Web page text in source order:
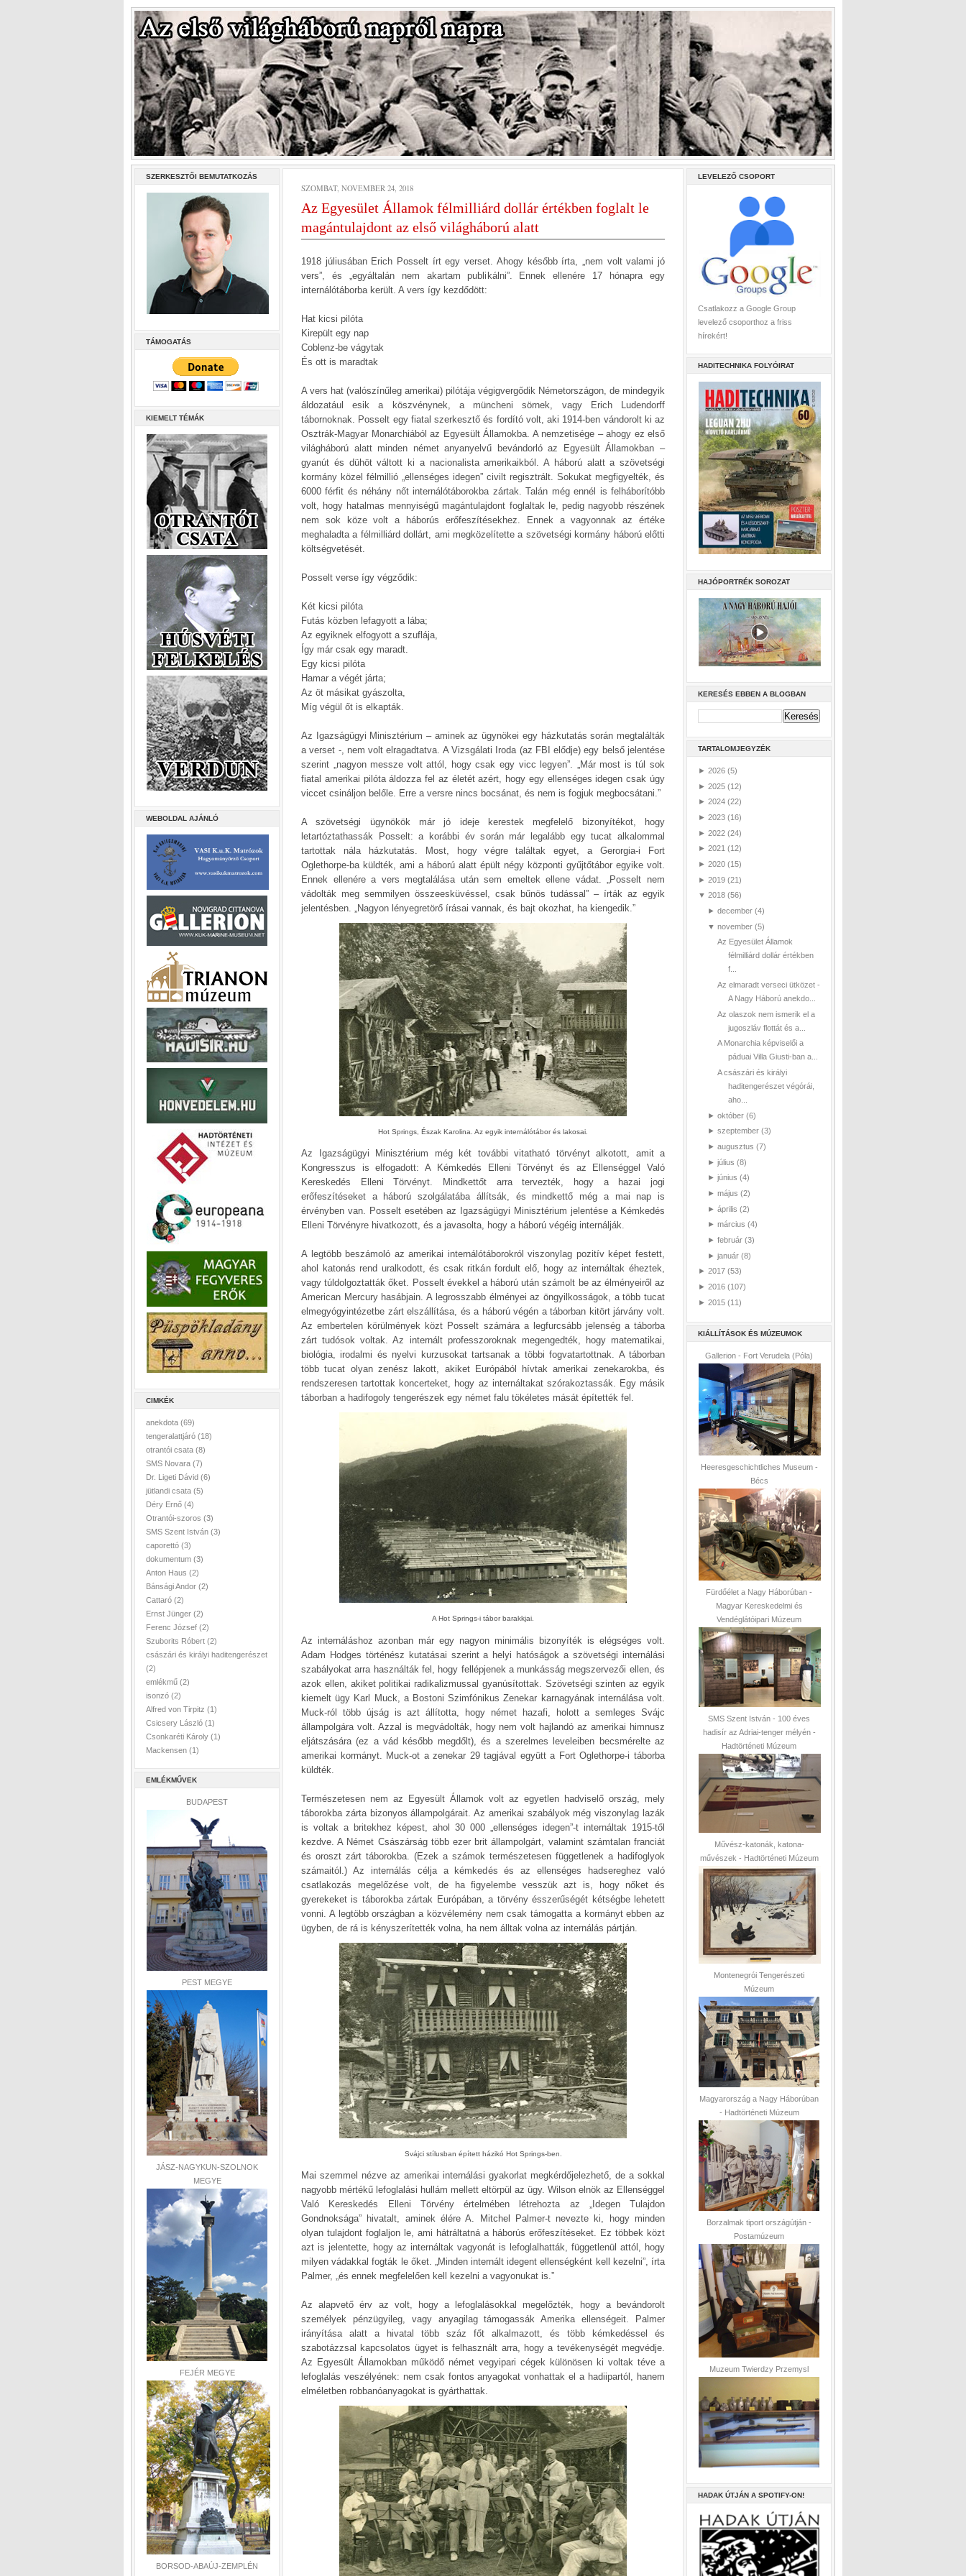
SZERKESZTŐI BEMUTATKOZÁS
TÁMOGATÁS
KIEMELT TÉMÁK
WEBOLDAL AJÁNLÓ
CIMKÉK
anekdota (69)
tengeralattjáró (18)
otrantói csata (8)
SMS Novara (7)
Dr. Ligeti Dávid (6)
jütlandi csata (5)
Déry Ernő (4)
Otrantói-szoros (3)
SMS Szent István (3)
caporettó (3)
dokumentum (3)
Anton Haus (2)
Bánsági Andor (2)
Cattaró (2)
Ernst Jünger (2)
Ferenc József (2)
Szuborits Róbert (2)
császári és királyi haditengerészet
(2)
emlékmű (2)
isonzó (2)
Alfred von Tirpitz (1)
Csicsery László (1)
Csonkaréti Károly (1)
Mackensen (1)
EMLÉKMŰVEK
BUDAPEST
PEST MEGYE
JÁSZ-NAGYKUN-SZOLNOK
MEGYE
FEJÉR MEGYE
BORSOD-ABAÚJ-ZEMPLÉN
SZOMBAT, NOVEMBER 24, 2018
Az Egyesület Államok félmilliárd dollár értékben foglalt le
magántulajdont az első világháború alatt
1918 júliusában Erich Posselt írt egy verset. Ahogy később írta, „nem volt valami jó
vers”, és „egyáltalán nem akartam publikálni”. Ennek ellenére 17 hónapra egy
internálótáborba került. A vers így kezdődött:
Hat kicsi pilóta
Kirepült egy nap
Coblenz-be vágytak
És ott is maradtak
A vers hat (valószínűleg amerikai) pilótája végigvergődik Németországon, de mindegyik
áldozatául esik a köszvénynek, a müncheni sörnek, vagy Erich Ludendorff
tábornoknak. Posselt egy fiatal szerkesztő és fordító volt, aki 1914-ben vándorolt ki az
Osztrák-Magyar Monarchiából az Egyesült Államokba. A nemzetisége – ahogy ez első
világháború alatt minden német anyanyelvű bevándorló az Egyesült Államokban –
gyanút és dühöt váltott ki a nacionalista amerikaikból. A háború alatt a szövetségi
kormány közel félmillió „ellenséges idegen” civilt regisztrált. Sokukat megfigyelték, és
6000 férfit és néhány nőt internálótáborokba zártak. Talán még ennél is felháborítóbb
volt, hogy hatalmas mennyiségű magántulajdont foglaltak le, pedig nagyobb részének
nem sok köze volt a háborús erőfeszítésekhez. Ennek a vagyonnak az értéke
meghaladta a félmilliárd dollárt, ami megközelítette a szövetségi kormány háború előtti
költségvetését.
Posselt verse így végződik:
Két kicsi pilóta
Futás közben lefagyott a lába;
Az egyiknek elfogyott a szuflája,
Így már csak egy maradt.
Egy kicsi pilóta
Hamar a végét járta;
Az öt másikat gyászolta,
Míg végül őt is elkapták.
Az Igazságügyi Minisztérium – aminek az ügynökei egy házkutatás során megtalálták
a verset -, nem volt elragadtatva. A Vizsgálati Iroda (az FBI elődje) egy belső jelentése
szerint „nagyon messze volt attól, hogy csak egy vicc legyen”. „Már most is túl sok
fiatal amerikai pilóta áldozza fel az életét azért, hogy egy ellenséges idegen csak úgy
viccet csináljon belőle. Erre a versre nincs bocsánat, és nem is fogjuk megbocsátani.”
A szövetségi ügynökök már jó ideje kerestek megfelelő bizonyítékot, hogy
letartóztathassák Posselt: a korábbi év során már legalább egy tucat alkalommal
tartottak nála házkutatás. Most, hogy végre találtak egyet, a Gerorgia-i Fort
Oglethorpe-ba küldték, ami a háború alatt épült négy központi gyűjtőtábor egyike volt.
Ennek ellenére a vers megtalálása után sem emeltek ellene vádat. „Posselt nem
vádolták meg semmilyen összeesküvéssel, csak bűnös tudással” – írták az egyik
jelentésben. „Nagyon lényegretörő írásai vannak, és bajt okozhat, ha kiengedik.”
Hot Springs, Észak Karolina. Az egyik internálótábor és lakosai.
Az Igazságügyi Minisztérium még két további vitatható törvényt alkotott, amit a
Kongresszus is elfogadott: A Kémkedés Elleni Törvényt és az Ellenséggel Való
Kereskedés Elleni Törvényt. Mindkettőt arra tervezték, hogy a hazai jogi
erőfeszítéseket a háború szolgálatába állítsák, és mindkettő még a mai nap is
érvényben van. Posselt esetében az Igazságügyi Minisztérium jelentése a Kémkedés
Elleni Törvényre hivatkozott, és a javasolta, hogy a háború végéig internálják.
A legtöbb beszámoló az amerikai internálótáborokról viszonylag pozitív képet festett,
ahol katonás rend uralkodott, és csak ritkán fordult elő, hogy az internáltak éheztek,
vagy túldolgoztatták őket. Posselt évekkel a háború után számolt be az élményeiről az
American Mercury hasábjain. A legrosszabb élményei az öngyilkosságok, a több tucat
elmegyógyintézetbe zárt elszállítása, és a háború végén a táborban kitört járvány volt.
Az embertelen körülmények közt Posselt számára a legfurcsább jelenség a táborba
zárt tudósok voltak. Az internált professzoroknak megengedték, hogy matematikai,
biológia, irodalmi és nyelvi kurzusokat tartsanak a többi fogvatartottnak. A táborban
több tucat olyan zenész lakott, akiket Európából hívtak amerikai zenekarokba, és
rendszeresen tartottak koncerteket, hogy az internáltakat szórakoztassák. Egy másik
táborban a hadifogoly tengerészek egy német falu tökéletes mását építették fel.
A Hot Springs-i tábor barakkjai.
Az internáláshoz azonban már egy nagyon minimális bizonyíték is elégséges volt.
Adam Hodges történész kutatásai szerint a helyi hatóságok a szövetségi internálási
szabályokat arra használták fel, hogy fellépjenek a munkásság megszervezői ellen, és
azok ellen, akiket politikai radikalizmussal gyanúsítottak. Szövetségi szinten az egyik
kiemelt ügy Karl Muck, a Bostoni Szimfónikus Zenekar karnagyának internálása volt.
Muck-ról több újság is azt állította, hogy német hazafi, holott a semleges Svájc
állampolgára volt. Azzal is megvádolták, hogy nem volt hajlandó az amerikai himnusz
eljátszására (ez a vád később megdőlt), és a szerelmes leveleiben becsmérelte az
amerikai kormányt. Muck-ot a zenekar 29 tagjával együtt a Fort Oglethorpe-i táborba
küldték.
Természetesen nem az Egyesült Államok volt az egyetlen hadviselő ország, mely
táborokba zárta bizonyos állampolgárait. Az amerikai szabályok még viszonylag lazák
is voltak a britekhez képest, ahol 30 000 „ellenséges idegen”-t internáltak 1915-től
kezdve. A Német Császárság több ezer brit állampolgárt, valamint számtalan franciát
és oroszt zárt táborokba. (Ezek a számok természetesen függetlenek a hadifoglyok
számaitól.) Az internálás célja a kémkedés és az ellenséges hadsereghez való
csatlakozás megelőzése volt, de ha figyelembe vesszük azt is, hogy nőket és
gyerekeket is táborokba zártak Európában, a törvény ésszerűségét kétségbe lehetett
vonni. A legtöbb országban a közvélemény nem csak támogatta a kormányt ebben az
ügyben, de rá is kényszerítették volna, ha nem álltak volna az internálás pártján.
Svájci stílusban épített házikó Hot Springs-ben.
Mai szemmel nézve az amerikai internálási gyakorlat megkérdőjelezhető, de a sokkal
nagyobb mértékű lefoglalási hullám mellett eltörpül az ügy. Wilson elnök az Ellenséggel
Való Kereskedés Elleni Törvény értelmében létrehozta az „Idegen Tulajdon
Gondnoksága” hivatalt, aminek élére A. Mitchel Palmer-t nevezte ki, hogy minden
olyan tulajdont foglaljon le, ami hátráltatná a háborús erőfeszítéseket. Ez többek közt
azt is jelentette, hogy az internáltak vagyonát is lefoglalhatták, függetlenül attól, hogy
milyen vádakkal fogták le őket. „Minden internált idegent ellenségként kell kezelni”, írta
Palmer, „és ennek megfelelően kell kezelni a vagyonukat is.”
Az alapvető érv az volt, hogy a lefoglalásokkal megelőzték, hogy a bevándorolt
személyek pénzügyileg, vagy anyagilag támogassák Amerika ellenségeit. Palmer
irányítása alatt a hivatal több száz főt alkalmazott, és több kémkedéssel és
szabotázzsal kapcsolatos ügyet is felhasznált arra, hogy a tevékenységét megvédje.
Az Egyesült Államokban működő német vegyipari cégek különösen ki voltak téve a
lefoglalás veszélyének: nem csak fontos anyagokat vonhattak el a hadiipartól, hanem
elméletben robbanóanyagokat is gyárthattak.
LEVELEZŐ CSOPORT
Csatlakozz a Google Group
levelező csoporthoz a friss
hírekért!
HADITECHNIKA FOLYÓIRAT
HAJÓPORTRÉK SOROZAT
KERESÉS EBBEN A BLOGBAN
TARTALOMJEGYZÉK
► 2026 (5)
► 2025 (12)
► 2024 (22)
► 2023 (16)
► 2022 (24)
► 2021 (12)
► 2020 (15)
► 2019 (21)
▼ 2018 (56)
► december (4)
▼ november (5)
Az Egyesület Államok
félmilliárd dollár értékben
f...
Az elmaradt verseci ütközet -
A Nagy Háború anekdo...
Az olaszok nem ismerik el a
jugoszláv flottát és a...
A Monarchia képviselői a
páduai Villa Giusti-ban a...
A császári és királyi
haditengerészet végórái,
aho...
► október (6)
► szeptember (3)
► augusztus (7)
► július (8)
► június (4)
► május (2)
► április (2)
► március (4)
► február (3)
► január (8)
► 2017 (53)
► 2016 (107)
► 2015 (11)
KIÁLLÍTÁSOK ÉS MÚZEUMOK
Gallerion - Fort Verudela (Póla)
Heeresgeschichtliches Museum -
Bécs
Fürdőélet a Nagy Háborúban -
Magyar Kereskedelmi és
Vendéglátóipari Múzeum
SMS Szent István - 100 éves
hadisír az Adriai-tenger mélyén -
Hadtörténeti Múzeum
Művész-katonák, katona-
művészek - Hadtörténeti Múzeum
Montenegrói Tengerészeti
Múzeum
Magyarország a Nagy Háborúban
- Hadtörténeti Múzeum
Borzalmak tiport országútján -
Postamúzeum
Muzeum Twierdzy Przemysl
HADAK ÚTJÁN A SPOTIFY-ON!